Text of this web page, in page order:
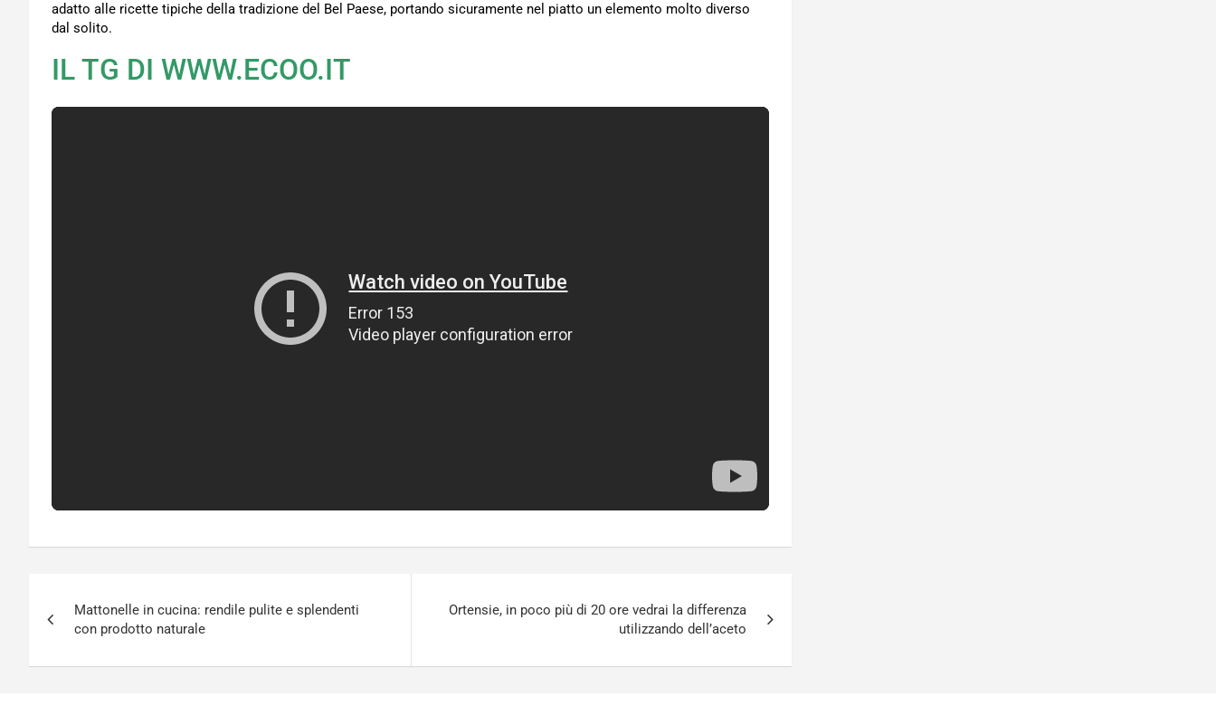
adatto alle ricette tipiche della tradizione del Bel Paese, portando sicuramente nel piatto un elemento molto diverso
dal solito.
IL TG DI WWW.ECOO.IT
articoli
Mattonelle in cucina: rendile pulite e splendenti
con prodotto naturale
Ortensie, in poco più di 20 ore vedrai la differenza
utilizzando dell’aceto